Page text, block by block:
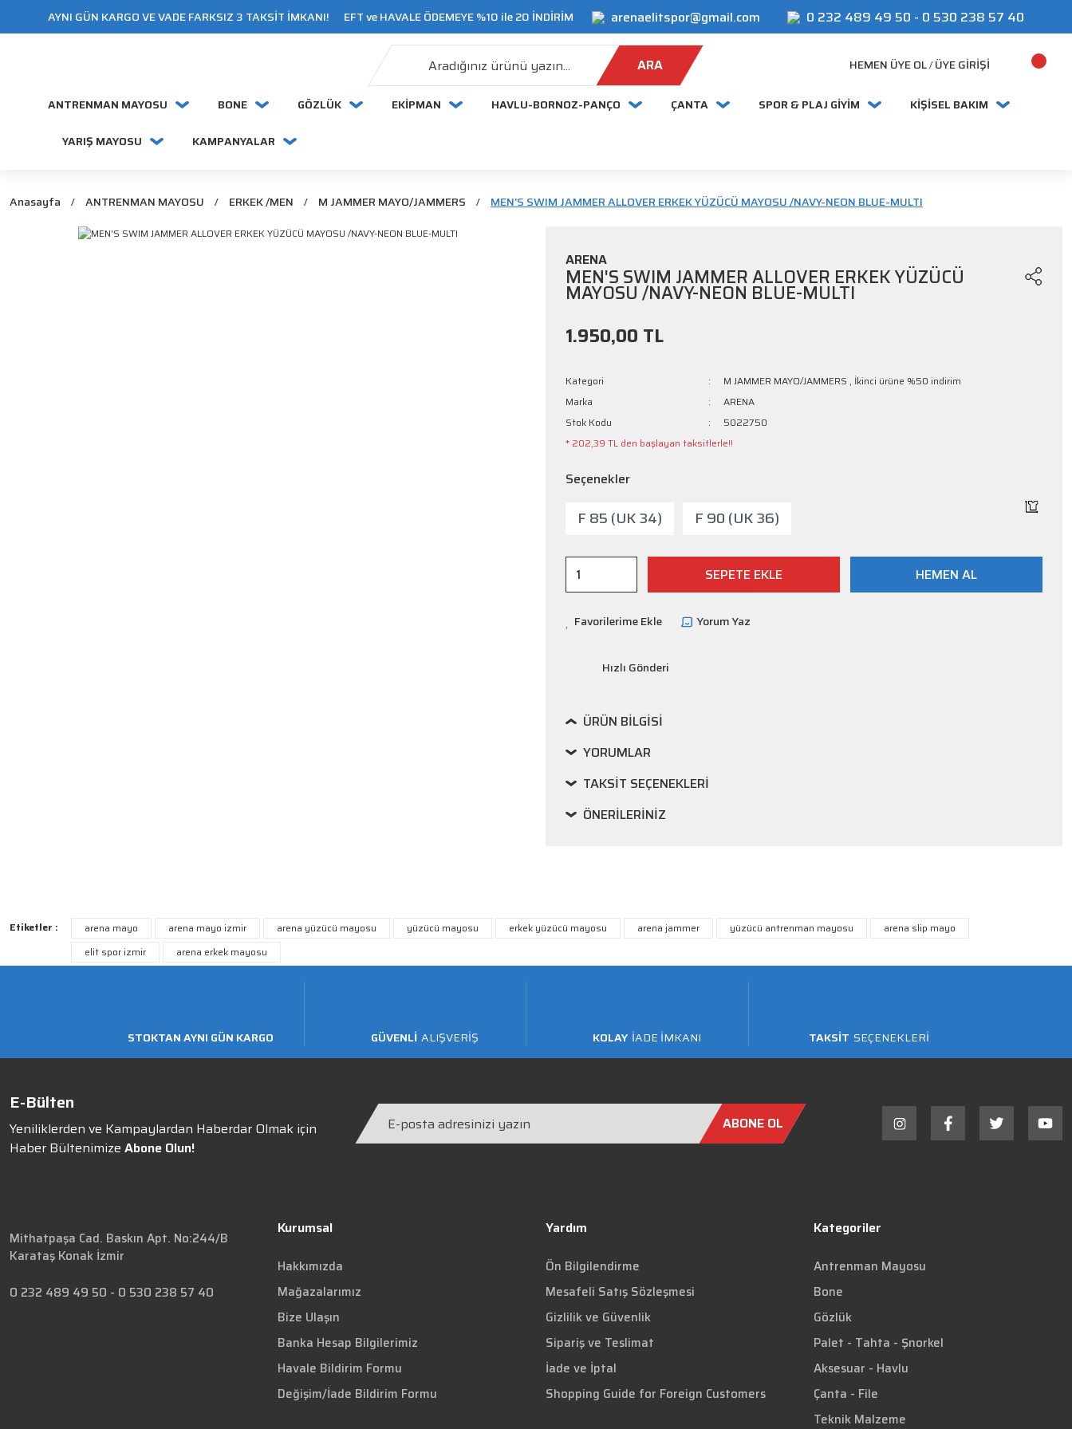
AYNI GÜN KARGO VE VADE FARKSIZ 3 TAKSİT İMKANI! EFT ve HAVALE ÖDEMEYE %10 ile 20 İNDİRİM arenaelitspor@gmail.com 0 232 489 49 50 - 0 530 238 57 40
ARA HEMEN ÜYE OL/ ÜYE GIRIŞI
ANTRENMAN MAYOSU BONE GÖZLÜK EKİPMAN HAVLU-BORNOZ-PANÇO ÇANTA SPOR & PLAJ GİYİM KİŞİSEL BAKIM
YARIŞ MAYOSU KAMPANYALAR
Anasayfa ANTRENMAN MAYOSU ERKEK /MEN M JAMMER MAYO/JAMMERS MEN'S SWIM JAMMER ALLOVER ERKEK YÜZÜCÜ MAYOSU /NAVY-NEON BLUE-MULTI
ARENA
MEN'S SWIM JAMMER ALLOVER ERKEK YÜZÜCÜ
MAYOSU /NAVY-NEON BLUE-MULTI
1.950,00 TL
Kategori M JAMMER MAYO/JAMMERS , İkinci ürüne %50 indirim
Marka
ARENA
Stok Kodu
5022750
* 202,39 TL den başlayan taksitlerle!!
Seçenekler
F 85 (UK 34) F 90 (UK 36)
SEPETE EKLE HEMEN AL
Yorum Yaz
Hızlı Gönderi
ÜRÜN BILGISI
YORUMLAR
TAKSIT SEÇENEKLERI
ÖNERILERINIZ
Etiketler : arena mayo arena mayo izmir arena yüzücü mayosu yüzücü mayosu erkek yüzücü mayosu arena jammer yüzücü antrenman mayosu
arena slip mayo
elit spor izmir
arena erkek mayosu
STOKTAN AYNI GÜN KARGO GÜVENLİ ALIŞVERİŞ KOLAY İADE İMKANI TAKSİT SEÇENEKLERİ
E-Bülten
Yeniliklerden ve Kampaylardan Haberdar Olmak için
Haber Bültenimize Abone Olun!
ABONE OL
Mithatpaşa Cad. Baskın Apt. No:244/B
Karataş Konak İzmir
0 232 489 49 50 - 0 530 238 57 40
Kurumsal
Hakkımızda
Mağazalarımız
Bize Ulaşın
Banka Hesap Bilgilerimiz
Havale Bildirim Formu
Değişim/İade Bildirim Formu
Yardım
Ön Bilgilendirme
Mesafeli Satış Sözleşmesi
Gizlilik ve Güvenlik
Sipariş ve Teslimat
İade ve İptal
Shopping Guide for Foreign Customers
Kategoriler
Antrenman Mayosu
Bone
Gözlük
Palet - Tahta - Şnorkel
Aksesuar - Havlu
Çanta - File
Teknik Malzeme